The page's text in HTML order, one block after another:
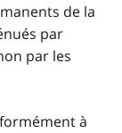
de la
par
par les
à